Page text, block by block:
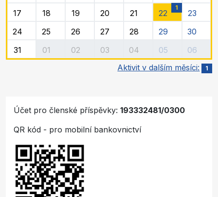
17
18 19 20 21 22
1
23
24
25 26 27 28 29
30
31
01 02 03 04 05
06
Aktivit v dalším měsíci:
1
Účet pro členské příspěvky: 193332481/0300
QR kód - pro mobilní bankovnictví